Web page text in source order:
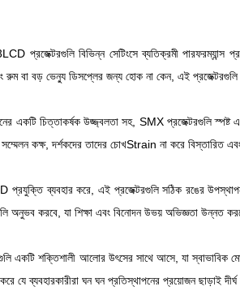
প্রজেক্টরগুলি বিভিন্ন সেটিংসে ব্যতিক্রমী পারফরম্যান্স
রুম বা বড় ভেন্যু ডিসপ্লের জন্য হোক না কেন, এই
একটি চিত্তাকর্ষক উজ্জ্বলতা সহ, SMX প্রজেক্টরগুলি স্পষ্ট
কক্ষ, দর্শকদের তাদের চোখStrain না করে বিস্তারিত
ব্যবহার করে, এই প্রজেক্টরগুলি সঠিক রঙের
অনুভব করবে, যা শিক্ষা এবং বিনোদন উভয় অভিজ্ঞতা উন্নত
একটি শক্তিশালী আলোর উৎসের সাথে আসে, যা
যে ব্যবহারকারীরা ঘন ঘন প্রতিস্থাপনের প্রয়োজন ছাড়াই